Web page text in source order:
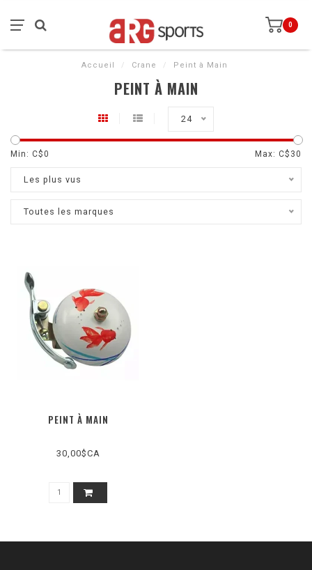
0
Accueil / Crane / Peint à Main
PEINT À MAIN
24
Min: C$0 Max: C$ 30
Les plus vus
Toutes les marques
PEINT À MAIN
30,00$CA